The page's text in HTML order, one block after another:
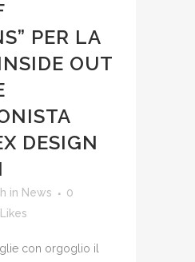
PER LA
OUT
DESIGN
in News
0
Likes
con orgoglio il